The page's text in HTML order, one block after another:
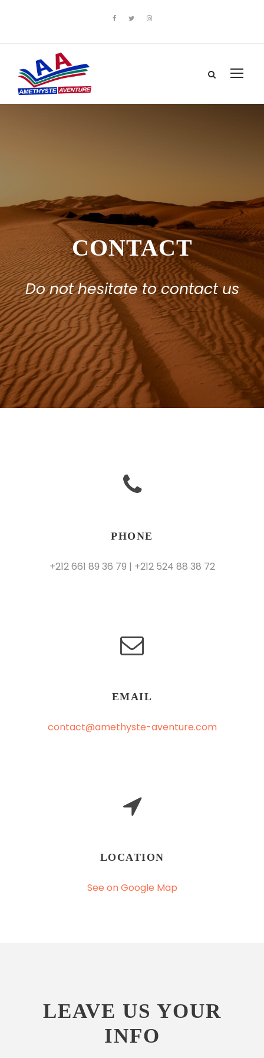
CONTACT
Do not hesitate to contact us
PHONE
+212 661 89 36 79 | +212 524 88 38 72
EMAIL
contact@amethyste-aventure.com
LOCATION
See on Google Map
LEAVE US YOUR
INFO